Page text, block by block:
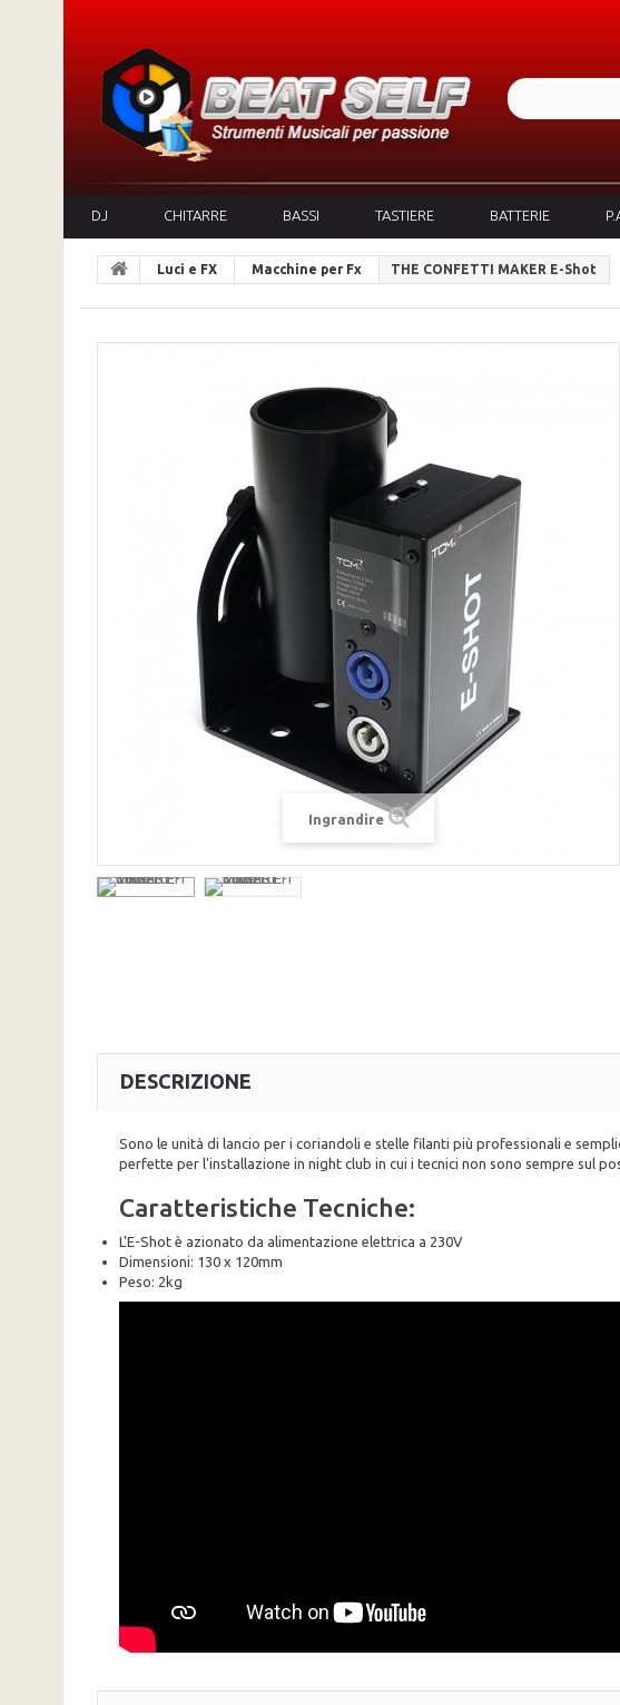
DJ CHITARRE BASSI TASTIERE BATTERIE
Luci e FX Macchine per Fx THE CONFETTI MAKER E-Shot
Ingrandire
DESCRIZIONE
Sono le unità di lancio per i coriandoli e stelle filanti più professionali e
perfette per l'installazione in night club in cui i tecnici non sono sempre sul
Caratteristiche Tecniche:
L'E-Shot è azionato da alimentazione elettrica a 230V
Dimensioni: 130 x 120mm
Peso: 2kg